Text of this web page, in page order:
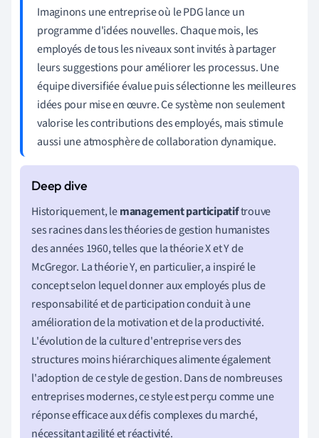
Imaginons une entreprise où le PDG lance un
programme d'idées nouvelles. Chaque mois, les
employés de tous les niveaux sont invités à partager
leurs suggestions pour améliorer les processus. Une
équipe diversifiée évalue puis sélectionne les meilleures
idées pour mise en œuvre. Ce système non seulement
valorise les contributions des employés, mais stimule
aussi une atmosphère de collaboration dynamique.
Historiquement, lemanagement participatiftrouve
ses racines dans les théories de gestion humanistes
des années 1960, telles que la théorie X et Y de
McGregor. La théorie Y, en particulier, a inspiré le
concept selon lequel donner aux employés plus de
responsabilité et de participation conduit à une
amélioration de la motivation et de la productivité.
L'évolution de la culture d'entreprise vers des
structures moins hiérarchiques alimente également
l'adoption de ce style de gestion. Dans de nombreuses
entreprises modernes, ce style est perçu comme une
réponse efficace aux défis complexes du marché,
nécessitant agilité et réactivité.